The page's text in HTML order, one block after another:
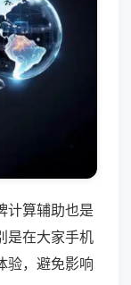
计算辅助也是
是在大家手机
验，避免影响